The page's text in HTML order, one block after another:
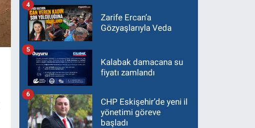
Zarife Ercan’a
Gözyaşlarıyla Veda
4
Kalabak damacana su
fiyatı zamlandı
5
CHP Eskişehir’de yeni il
yönetimi göreve
başladı
6